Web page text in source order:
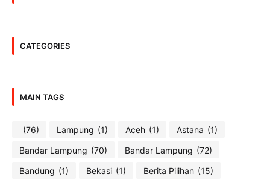
CATEGORIES
MAIN TAGS
(76) Lampung (1) Aceh (1) Astana (1)
Bandar Lampung (70) Bandar Lampung (72)
Bandung (1) Bekasi (1) Berita Pilihan (15)